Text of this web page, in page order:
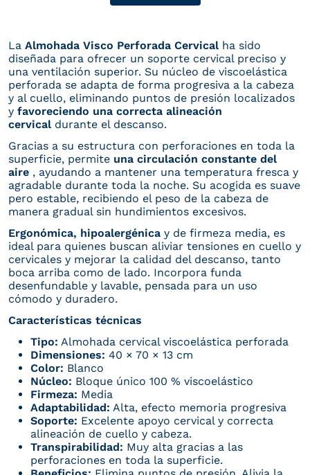
La Almohada Visco Perforada Cervical ha sido
diseñada para ofrecer un soporte cervical preciso y
una ventilación superior. Su núcleo de viscoelástica
perforada se adapta de forma progresiva a la cabeza
y al cuello, eliminando puntos de presión localizados
y favoreciendo una correcta alineación
cervical durante el descanso.
Gracias a su estructura con perforaciones en toda la
superficie, permite una circulación constante del
aire , ayudando a mantener una temperatura fresca y
agradable durante toda la noche. Su acogida es suave
pero estable, recibiendo el peso de la cabeza de
manera gradual sin hundimientos excesivos.
Ergonómica, hipoalergénica y de firmeza media, es
ideal para quienes buscan aliviar tensiones en cuello y
cervicales y mejorar la calidad del descanso, tanto
boca arriba como de lado. Incorpora funda
desenfundable y lavable, pensada para un uso
cómodo y duradero.
Características técnicas
Tipo: Almohada cervical viscoelástica perforada
Dimensiones: 40 × 70 × 13 cm
Color: Blanco
Núcleo: Bloque único 100 % viscoelástico
Firmeza: Media
Adaptabilidad: Alta, efecto memoria progresiva
Soporte: Excelente apoyo cervical y correcta
alineación de cuello y cabeza.
Transpirabilidad: Muy alta gracias a las
perforaciones en toda la superficie.